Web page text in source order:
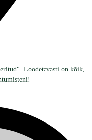
Loodetavasti on kõik,